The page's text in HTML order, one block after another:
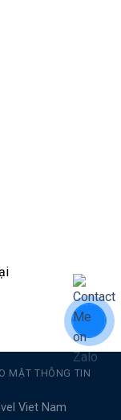
MẬT THÔNG TIN
Viet Nam